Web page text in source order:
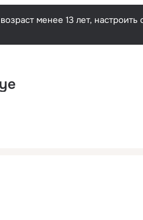
менее 13 лет,